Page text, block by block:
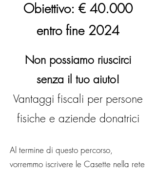
Obiettivo: € 40.000
entrofine 2024
Non possiamo riuscirci
senza il tuo aiuto!
Vantaggi fiscali per persone
fisiche e aziende donatrici
Al termine di questo percorso,
vorremmo iscrivere le Casette nella rete